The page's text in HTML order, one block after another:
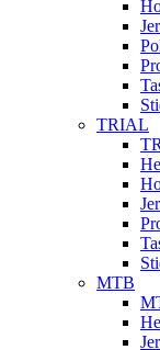
TRIAL
MTB